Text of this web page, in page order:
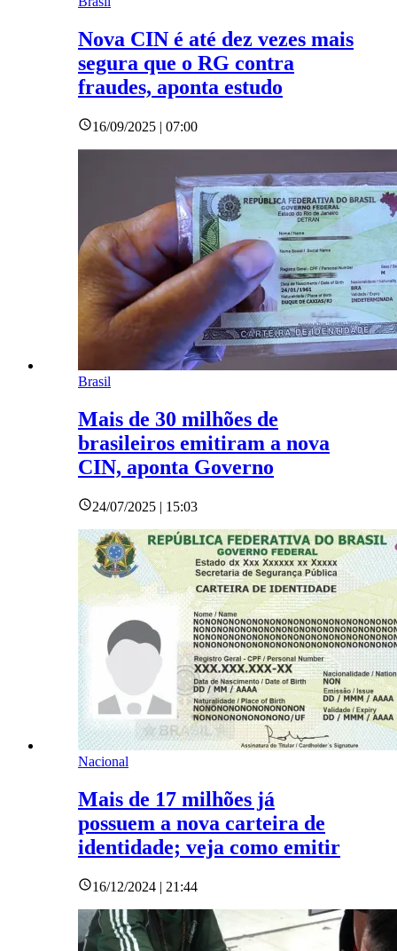
Nova CIN é até dez vezes mais
segura que o RG contra
fraudes, aponta estudo
16/09/2025 | 07:00
Brasil
Mais de 30 milhões de
brasileiros emitiram a nova
CIN, aponta Governo
24/07/2025 | 15:03
Nacional
Mais de 17 milhões já
possuem a nova carteira de
identidade; veja como emitir
16/12/2024 | 21:44